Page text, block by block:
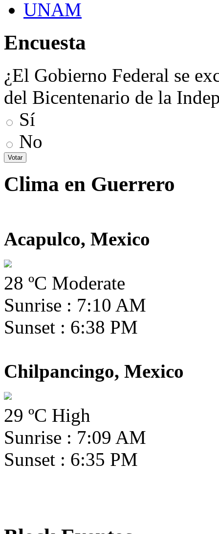
Encuesta
¿El Gobierno Federal se
del Bicentenario de la
Sí
No
Clima en Guerrero
Acapulco, Mexico
28 ºC Moderate
Sunrise : 7:10 AM
Sunset : 6:38 PM
Chilpancingo, Mexico
29 ºC High
Sunrise : 7:09 AM
Sunset : 6:35 PM